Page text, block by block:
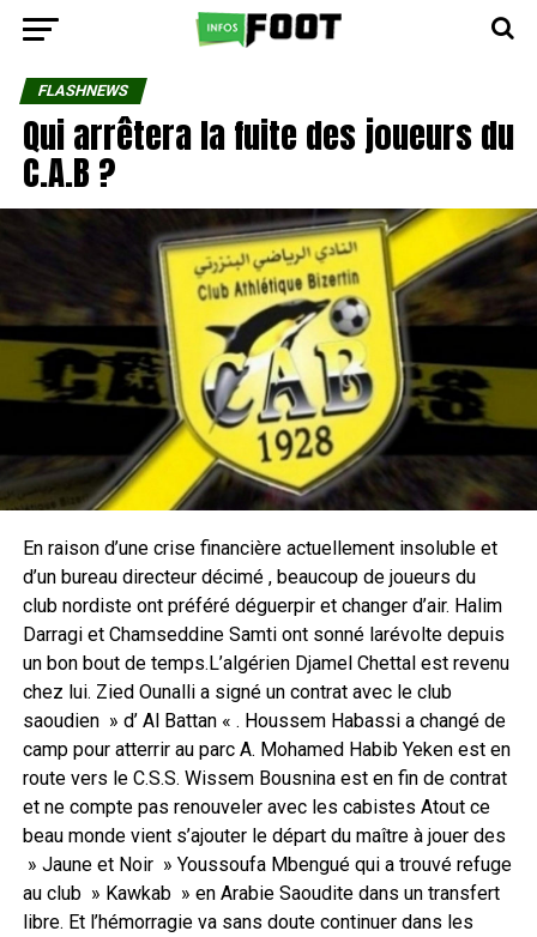
FLASHNEWS
Qui arrêtera la fuite des joueurs du
C.A.B ?
En raison d’une crise financière actuellement insoluble et
d’un bureau directeur décimé , beaucoup de joueurs du
club nordiste ont préféré déguerpir et changer d’air. Halim
Darragi et Chamseddine Samti ont sonné larévolte depuis
un bon bout de temps.L’algérien Djamel Chettal est revenu
chez lui. Zied Ounalli a signé un contrat avec le club
saoudien » d’ Al Battan « . Houssem Habassi a changé de
camp pour atterrir au parc A. Mohamed Habib Yeken est en
route vers le C.S.S. Wissem Bousnina est en fin de contrat
et ne compte pas renouveler avec les cabistes Atout ce
beau monde vient s’ajouter le départ du maître à jouer des
» Jaune et Noir » Youssoufa Mbengué qui a trouvé refuge
au club » Kawkab » en Arabie Saoudite dans un transfert
libre. Et l’hémorragie va sans doute continuer dans les